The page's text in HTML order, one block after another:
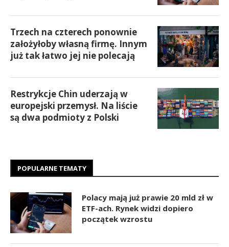
Trzech na czterech ponownie
założyłoby własną firmę. Innym
już tak łatwo jej nie polecają
Restrykcje Chin uderzają w
europejski przemysł. Na liście
są dwa podmioty z Polski
POPULARNE TEMATY
Polacy mają już prawie 20 mld zł w
ETF-ach. Rynek widzi dopiero
początek wzrostu